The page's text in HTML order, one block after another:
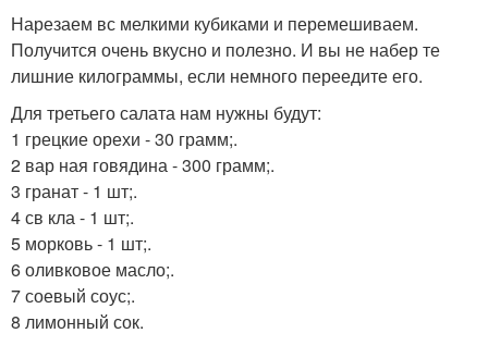
Нарезаем вс мелкими кубиками и перемешиваем.
Получится очень вкусно и полезно. И вы не набер те
лишние килограммы, если немного переедите его.
Для третьего салата нам нужны будут:
1 грецкие орехи - 30 грамм;.
2 вар ная говядина - 300 грамм;.
3 гранат - 1 шт;.
4 св кла - 1 шт;.
5 морковь - 1 шт;.
6 оливковое масло;.
7 соевый соус;.
8 лимонный сок.